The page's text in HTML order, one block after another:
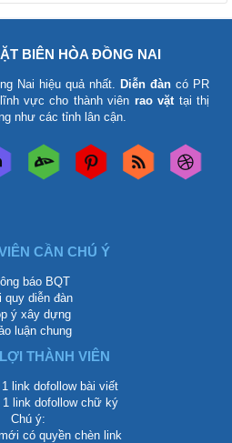
BIÊN HÒA ĐỒNG NAI
Nai hiệu quả nhất. Diễn đàn có PR
vực cho thành viên rao vặt tại thị
như các tỉnh lân cận.
CẦN CHÚ Ý
báo BQT
quy diễn đàn
ý xây dựng
luận chung
THÀNH VIÊN
link dofollow bài viết
link dofollow chữ ký
Chú ý:
có quyền chèn link